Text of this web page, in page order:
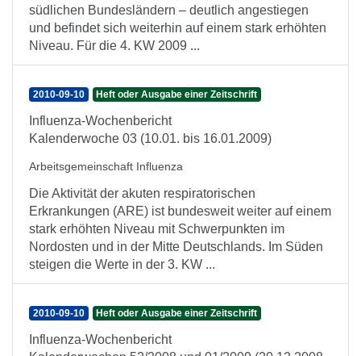
südlichen Bundesländern – deutlich angestiegen
und befindet sich weiterhin auf einem stark erhöhten
Niveau. Für die 4. KW 2009 ...
2010-09-10 Heft oder Ausgabe einer Zeitschrift
Influenza-Wochenbericht
Kalenderwoche 03 (10.01. bis 16.01.2009)
Arbeitsgemeinschaft Influenza
Die Aktivität der akuten respiratorischen
Erkrankungen (ARE) ist bundesweit weiter auf einem
stark erhöhten Niveau mit Schwerpunkten im
Nordosten und in der Mitte Deutschlands. Im Süden
steigen die Werte in der 3. KW ...
2010-09-10 Heft oder Ausgabe einer Zeitschrift
Influenza-Wochenbericht